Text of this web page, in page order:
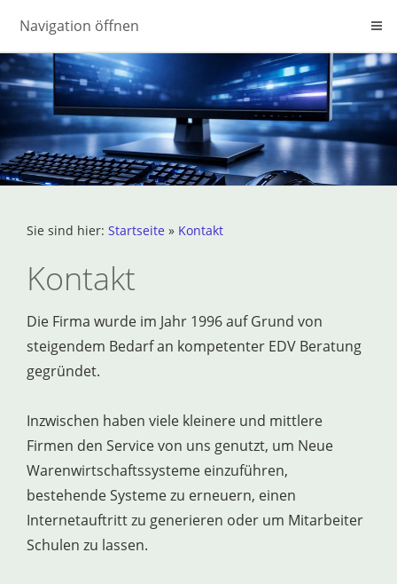
Navigation öffnen
Sie sind hier: Startseite » Kontakt
Kontakt
Die Firma wurde im Jahr 1996 auf Grund von
steigendem Bedarf an kompetenter EDV Beratung
gegründet.
Inzwischen haben viele kleinere und mittlere
Firmen den Service von uns genutzt, um Neue
Warenwirtschaftssysteme einzuführen,
bestehende Systeme zu erneuern, einen
Internetauftritt zu generieren oder um Mitarbeiter
Schulen zu lassen.